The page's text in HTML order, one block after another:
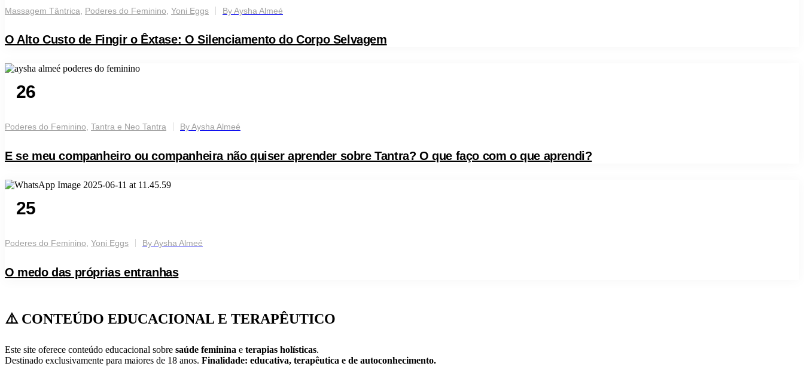
Massagem Tântrica
Poderes do Feminino Yoni Eggs ByAysha Almeé
O Alto Custo de Fingir o Êxtase: O Silenciamento do Corpo Selvagem
26
Poderes do Feminino, Tantra e Neo Tantra ByAysha Almeé
E se meu companheiro ou companheira não quiser aprender sobre Tantra? O que faço com o que aprendi?
25
Poderes do Feminino Yoni Eggs ByAysha Almeé
O medo das próprias entranhas
⚠️ CONTEÚDO EDUCACIONAL E TERAPÊUTICO
Este site oferece conteúdo educacional sobre saúde feminina e terapias holísticas.
Destinado exclusivamente para maiores de 18 anos. Finalidade: educativa, terapêutica e de autoconhecimento.